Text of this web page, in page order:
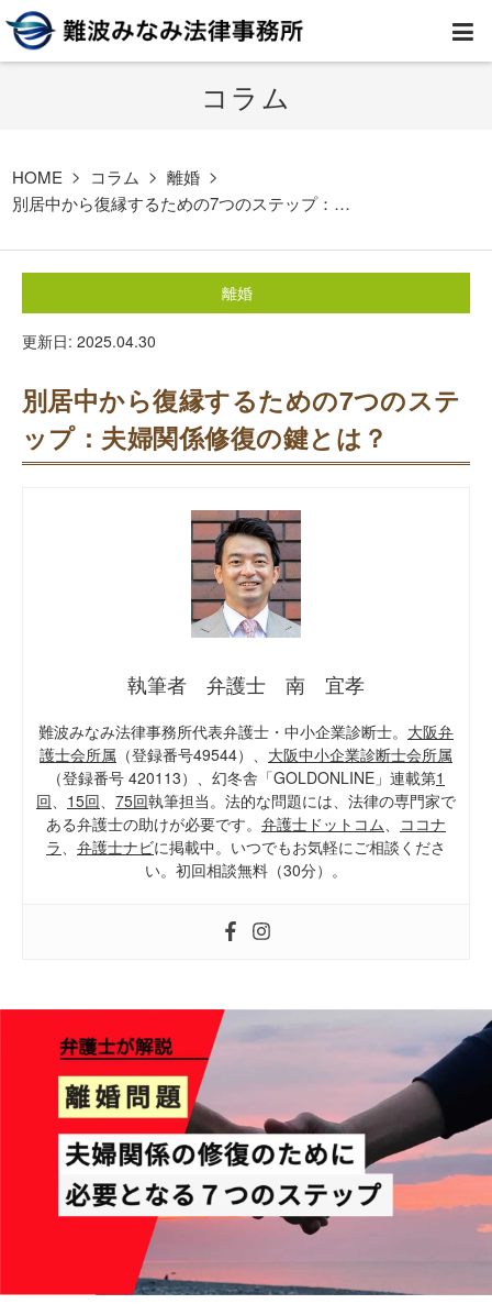
コラム
HOME コラム
離婚
別居中から復縁するための7つのステップ：…
離婚
更新日: 2025.04.30
別居中から復縁するための7つのステ
ップ：夫婦関係修復の鍵とは？
執筆者 弁護士 南 宜孝
難波みなみ法律事務所代表弁護士・中小企業診断士。 大阪弁
護士会所属 （登録番号49544）、 大阪中小企業診断士会所属
（登録番号 420113）、幻冬舎「GOLDONLINE」連載第1
回、 15回、 75回執筆担当。法的な問題には、法律の専門家で
ある弁護士の助けが必要です。 弁護士ドットコム、 ココナ
ラ、 弁護士ナビに掲載中。いつでもお気軽にご相談くださ
い。初回相談無料（30分）。
HOME
取扱業務
費用